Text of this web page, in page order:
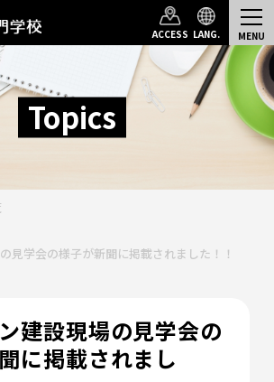
ACCESS LANG.
Topics
見学会の様子が新聞に掲載されました！！
建設現場の見学会の
に掲載されまし